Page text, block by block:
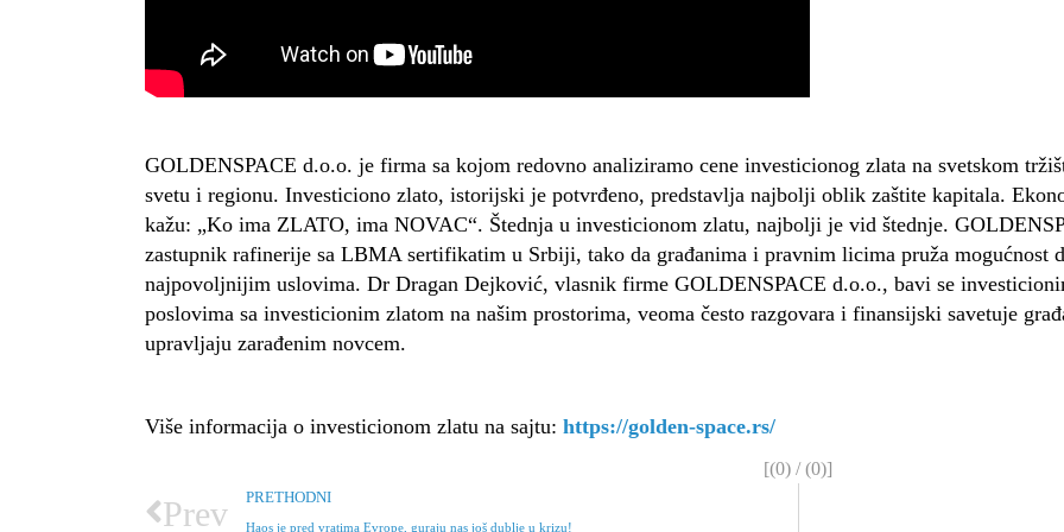
GOLDENSPACE d.o.o. je firma sa kojom redovno analiziramo cene investicionog zlata na svetskom
svetu i regionu. Investiciono zlato, istorijski je potvrđeno, predstavlja najbolji oblik zaštite kapitala.
kažu: „Ko ima ZLATO, ima NOVAC“. Štednja u investicionom zlatu, najbolji je vid štednje.
zastupnik rafinerije sa LBMA sertifikatim u Srbiji, tako da građanima i pravnim licima pruža mogućnost
najpovoljnijim uslovima. Dr Dragan Dejković, vlasnik firme GOLDENSPACE d.o.o., bavi se
poslovima sa investicionim zlatom na našim prostorima, veoma često razgovara i finansijski savetuje
upravljaju zarađenim novcem.
Više informacija o investicionom zlatu na sajtu: https://golden-space.rs/
[(0) / (0)]
Prev PRETHODNI
Haos je pred vratima Evrope, guraju nas još dublje u krizu!